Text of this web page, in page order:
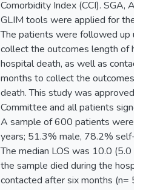
Comorbidity Index (CCI). SGA,
GLIM tools were applied for the
The patients were followed up
collect the outcomes length of
hospital death, as well as
months to collect the outcomes
death. This study was approved
Committee and all patients
A sample of 600 patients were
years; 51.3% male, 78.2% self-
The median LOS was 10.0 (5.0
the sample died during the
contacted after six months (n=